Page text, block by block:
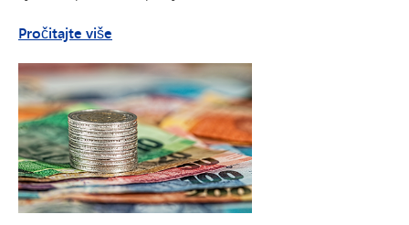
Pročitajte više